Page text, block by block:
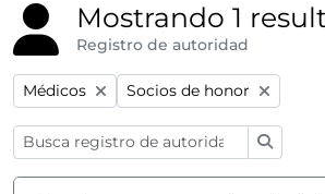
Mostrando 1
Registro de autoridad
Remove filter:
Médicos Remove filter:
Socios de honor